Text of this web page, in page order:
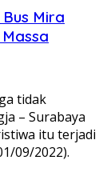
Mira
tidak
– Surabaya
itu terjadi
09/2022).